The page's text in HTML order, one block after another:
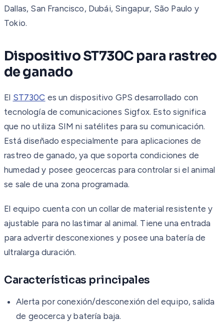
Dallas, San Francisco, Dubái, Singapur, São Paulo y
Tokio.
Dispositivo ST730C para rastreo
de ganado
El ST730C es un dispositivo GPS desarrollado con
tecnología de comunicaciones Sigfox. Esto significa
que no utiliza SIM ni satélites para su comunicación.
Está diseñado especialmente para aplicaciones de
rastreo de ganado, ya que soporta condiciones de
humedad y posee geocercas para controlar si el animal
se sale de una zona programada.
El equipo cuenta con un collar de material resistente y
ajustable para no lastimar al animal. Tiene una entrada
para advertir desconexiones y posee una batería de
ultralarga duración.
Características principales
Alerta por conexión/desconexión del equipo, salida
de geocerca y batería baja.